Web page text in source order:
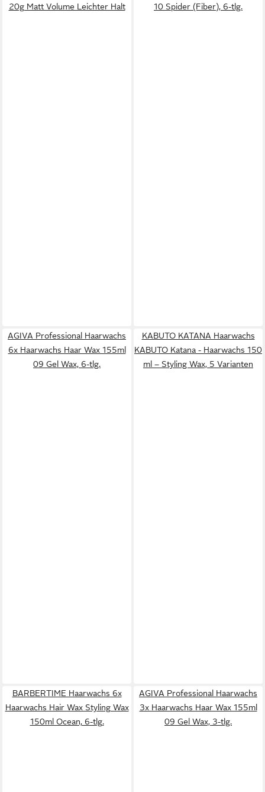
20g Matt Volume Leichter Halt
10 Spider (Fiber), 6-tlg.
AGIVA Professional Haarwachs
6x Haarwachs Haar Wax 155ml
09 Gel Wax, 6-tlg.
KABUTO KATANA Haarwachs
KABUTO Katana - Haarwachs 150
ml – Styling Wax, 5 Varianten
BARBERTIME Haarwachs 6x
Haarwachs Hair Wax Styling Wax
150ml Ocean, 6-tlg.
AGIVA Professional Haarwachs
3x Haarwachs Haar Wax 155ml
09 Gel Wax, 3-tlg.